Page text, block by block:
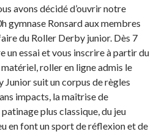
avons décidé d’ouvrir notre
gymnase Ronsard aux membres
du Roller Derby junior. Dès 7
un essai et vous inscrire à partir du
roller en ligne admis le
Junior suit un corpus de règles
impacts, la maîtrise de
plus classique, du jeu
en font un sport de réflexion et de